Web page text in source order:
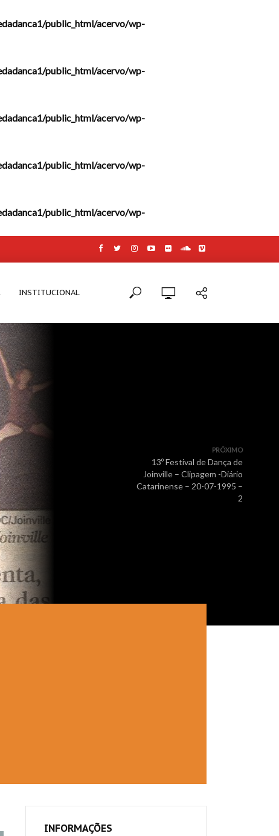
public_html/acervo/wp-
public_html/acervo/wp-
public_html/acervo/wp-
public_html/acervo/wp-
public_html/acervo/wp-
INSTITUCIONAL
PRÓXIMO
13º Festival de Dança de
Joinville – Clipagem -Diário
Catarinense – 20-07-1995 –
2
INFORMAÇÕES